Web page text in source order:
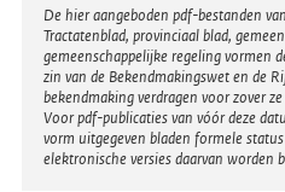
Disclaimer
De hier aangeboden pdf-bestanden
Tractatenblad, provinciaal blad,
gemeenschappelijke regeling vormen
zin van de Bekendmakingswet en de
bekendmaking verdragen voor zover
Voor pdf-publicaties van vóór deze
vorm uitgegeven bladen formele
elektronische versies daarvan worden